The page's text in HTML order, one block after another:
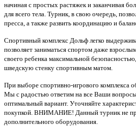
начиная с простых растяжек и заканчивая
для всего тела. Турник, в свою очередь,
пресса, а также развить координацию и
Спортивный комплекс Дольф легко
позволяет заниматься спортом даже
своего ребенка максимальной
шведскую стенку спортивным матом.
При выборе спортивно-игрового комплекса
Мы с радостью ответим на все Ваши
оптимальный вариант. Уточняйте
покупкой. ВНИМАНИЕ! Данный турник не
дополнительного оборудования.